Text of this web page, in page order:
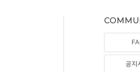
공지